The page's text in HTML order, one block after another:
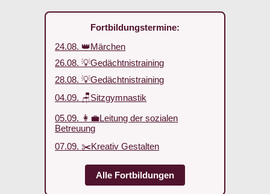
Fortbildungstermine:
24.08. 👑Märchen
26.08. 💡Gedächtnistraining
28.08. 💡Gedächtnistraining
04.09. 🪑Sitzgymnastik
05.09. 👩‍💼Leitung der sozialen
Betreuung
07.09. ✂️Kreativ Gestalten
Alle Fortbildungen